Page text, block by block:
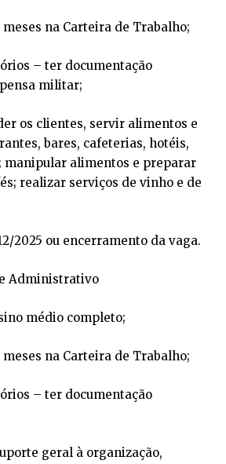
na Carteira de Trabalho;
– ter documentação
militar;
os clientes, servir alimentos e
bares, cafeterias, hotéis,
manipular alimentos e preparar
realizar serviços de vinho e de
2025 ou encerramento da vaga.
Administrativo
médio completo;
na Carteira de Trabalho;
– ter documentação
geral à organização,